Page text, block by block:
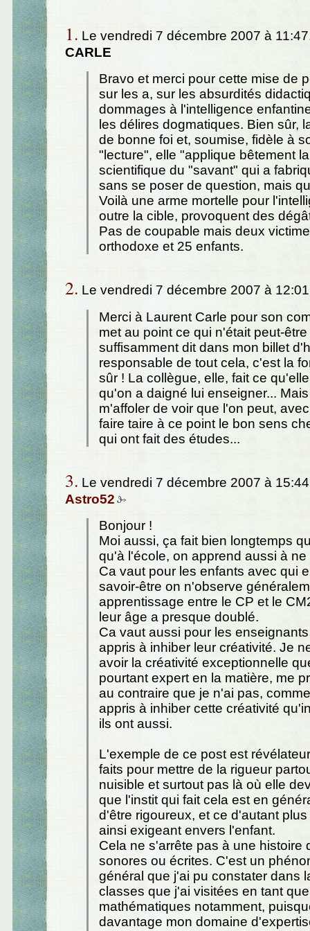
1. Le vendredi 7 décembre 2007 à
CARLE
Bravo et merci pour cette mise de
sur les a, sur les absurdités
dommages à l'intelligence
les délires dogmatiques. Bien sûr,
de bonne foi et, soumise, fidèle à
"lecture", elle "applique bêtement
scientifique du "savant" qui a
sans se poser de question, mais
Voilà une arme mortelle pour
outre la cible, provoquent des
Pas de coupable mais deux
orthodoxe et 25 enfants.
2. Le vendredi 7 décembre 2007 à
Merci à Laurent Carle pour son
met au point ce qui n'était peut-
suffisamment dit dans mon billet
responsable de tout cela, c'est la
sûr ! La collègue, elle, fait ce
qu'on a daigné lui enseigner...
m'affoler de voir que l'on peut,
faire taire à ce point le bon sens
qui ont fait des études...
3. Le vendredi 7 décembre 2007 à
Astro52
Bonjour !
Moi aussi, ça fait bien longtemps
qu'à l'école, on apprend aussi à ne
Ca vaut pour les enfants avec qui
savoir-être on n'observe
apprentissage entre le CP et le
leur âge a presque doublé.
Ca vaut aussi pour les
appris à inhiber leur créativité. Je
avoir la créativité exceptionnelle
pourtant expert en la matière, me
au contraire que je n'ai pas,
appris à inhiber cette créativité
ils ont aussi.
L'exemple de ce post est
faits pour mettre de la rigueur
nuisible et surtout pas là où elle
que l'instit qui fait cela est en
d'être rigoureux, et ce d'autant
ainsi exigeant envers l'enfant.
Cela ne s'arrête pas à une histoire
sonores ou écrites. C'est un
général que j'ai pu constater dans
classes que j'ai visitées en tant
mathématiques notamment,
davantage mon domaine